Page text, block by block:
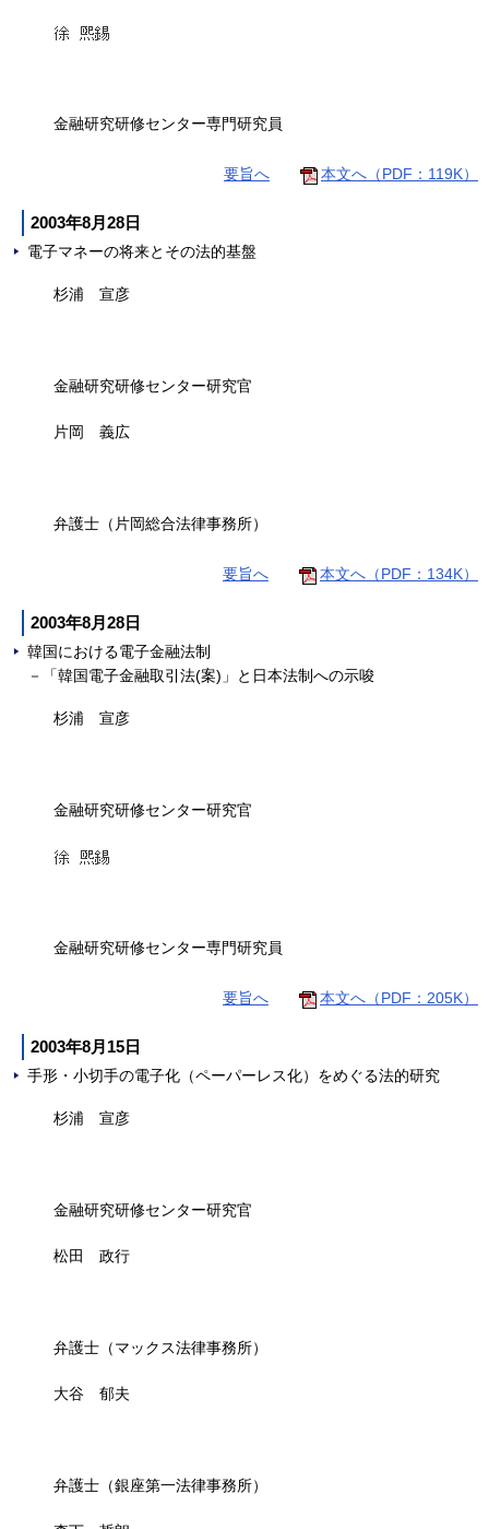
金融研究研修センター専門研究員
要旨へ 本文へ（PDF：119K）
2003年8月28日
電子マネーの将来とその法的基盤
杉浦 宣彦
金融研究研修センター研究官
片岡 義広
弁護士（片岡総合法律事務所）
要旨へ 本文へ（PDF：134K）
2003年8月28日
韓国における電子金融法制
－「韓国電子金融取引法(案)」と日本法制への示唆
杉浦 宣彦
金融研究研修センター研究官
金融研究研修センター専門研究員
要旨へ 本文へ（PDF：205K）
2003年8月15日
手形・小切手の電子化（ペーパーレス化）をめぐる法的研究
杉浦 宣彦
金融研究研修センター研究官
松田 政行
弁護士（マックス法律事務所）
大谷 郁夫
弁護士（銀座第一法律事務所）